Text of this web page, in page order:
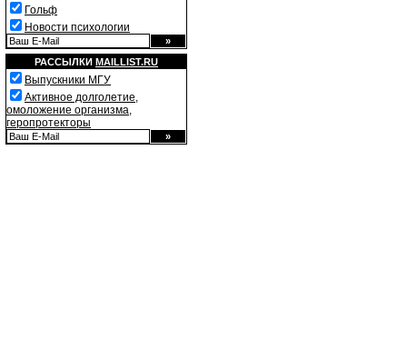
Гольф
Новости психологии
РАССЫЛКИ MAILLIST.RU
Выпускники МГУ
Активное долголетие,
омоложение организма,
геропротекторы